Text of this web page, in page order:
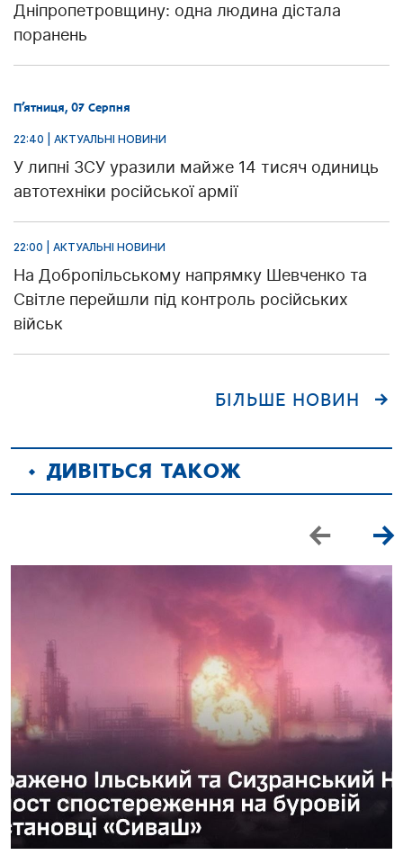
Дніпропетровщину: одна людина дістала
поранень
П’ятниця, 07 Серпня
22:40 | АКТУАЛЬНІ НОВИНИ
У липні ЗСУ уразили майже 14 тисяч одиниць
автотехніки російської армії
22:00 | АКТУАЛЬНІ НОВИНИ
На Добропільському напрямку Шевченко та
Світле перейшли під контроль російських
військ
БІЛЬШЕ НОВИН
ДИВІТЬСЯ ТАКОЖ